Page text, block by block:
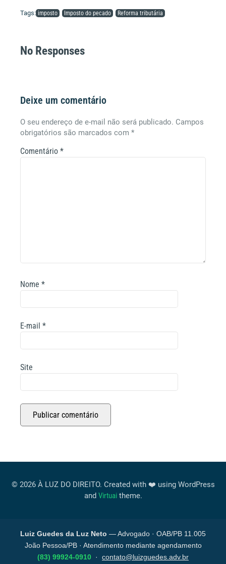
Tags: imposto Imposto do pecado Reforma tributária
No Responses
Deixe um comentário
O seu endereço de e-mail não será publicado. Campos
obrigatórios são marcados com *
Comentário *
Nome *
E-mail *
Site
© 2026 À LUZ DO DIREITO. Created with ❤️ using WordPress
and Virtuaitheme.
Luiz Guedes da Luz Neto — Advogado · OAB/PB 11.005
João Pessoa/PB · Atendimento mediante agendamento
(83) 99924-0910 · contato@luizguedes.adv.br